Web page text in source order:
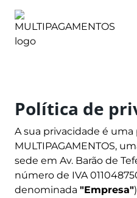
Política de
A sua privacidade é uma
MULTIPAGAMENTOS,
sede em Av. Barão de
número de IVA
denominada "Empresa"